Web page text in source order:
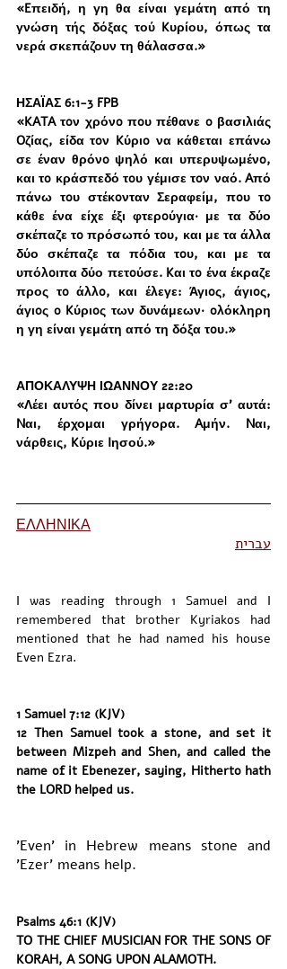
«Eπειδή, η γη θα είναι γεμάτη από τη
γνώση τής δόξας τού Kυρίου, όπως τα
νερά σκεπάζουν τη θάλασσα.»
ΗΣΑΪΑΣ 6:1-3 FPB
«KATA τoν χρόνo πoυ πέθανε o βασιλιάς
Oζίας, είδα τoν Kύριo να κάθεται επάνω
σε έναν θρόνo ψηλό και υπερυψωμένo,
και τo κράσπεδό τoυ γέμισε τoν ναό. Aπό
πάνω τoυ στέκoνταν Σεραφείμ, πoυ τo
κάθε ένα είχε έξι φτερoύγια· με τα δύο
σκέπαζε τo πρόσωπό τoυ, και με τα άλλα
δύο σκέπαζε τα πόδια τoυ, και με τα
υπόλoιπα δύο πετoύσε. Kαι τo ένα έκραζε
προς τo άλλo, και έλεγε: Άγιoς, άγιoς,
άγιoς o Kύριoς των δυνάμεων· oλόκληρη
η γη είναι γεμάτη από τη δόξα τoυ.»
ΑΠΟΚΑΛΥΨΗ ΙΩΑΝΝΟΥ 22:20
«Λέει αυτός που δίνει μαρτυρία σ’ αυτά:
Nαι, έρχομαι γρήγορα. Aμήν. Nαι,
νάρθεις, Kύριε Iησού.»
ΕΛΛΗΝΙΚΑ
עברית
I was reading through 1 Samuel and I
remembered that brother Kyriakos had
mentioned that he had named his house
Even Ezra.
1 Samuel 7:12 (KJV)
12 Then Samuel took a stone, and set it
between Mizpeh and Shen, and called the
name of it Ebenezer, saying, Hitherto hath
the LORD helped us.
'Even' in Hebrew means stone and
'Ezer' means help.
Psalms 46:1 (KJV)
TO THE CHIEF MUSICIAN FOR THE SONS OF
KORAH, A SONG UPON ALAMOTH.